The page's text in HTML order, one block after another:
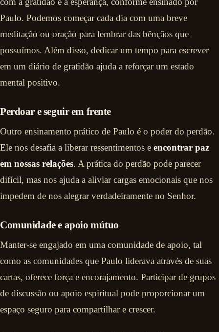
Paulo. Podemos começar cada dia com uma breve
meditação ou oração para lembrar das bênçãos que
possuímos. Além disso, dedicar um tempo para escrever
em um diário de gratidão ajuda a reforçar um estado
mental positivo.
Perdoar e seguir em frente
Outro ensinamento prático de Paulo é o poder do perdão.
Ele nos desafia a liberar ressentimentos e encontrar paz
em nossas relações. A prática do perdão pode parecer
difícil, mas nos ajuda a aliviar cargas emocionais que nos
impedem de nos alegrar verdadeiramente no Senhor.
Comunidade e apoio mútuo
Manter-se engajado em uma comunidade de apoio, tal
como as comunidades que Paulo liderava através de suas
cartas, oferece força e encorajamento. Participar de grupos
de discussão ou apoio espiritual pode proporcionar um
espaço seguro para compartilhar e crescer.